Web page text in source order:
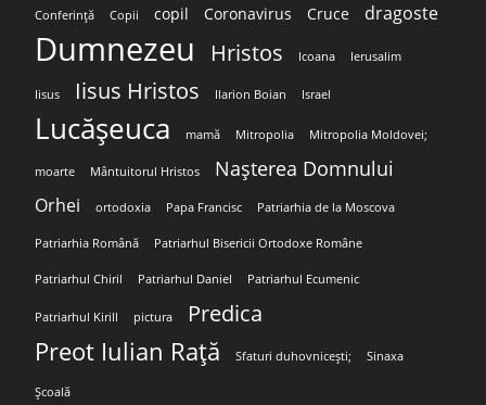
Conferință Copii copil Coronavirus Cruce dragoste
Dumnezeu Hristos Icoana Ierusalim
Iisus Iisus Hristos Ilarion Boian Israel
Lucășeuca mamă Mitropolia Mitropolia Moldovei;
moarte Mântuitorul Hristos Nașterea Domnului
Orhei ortodoxia Papa Francisc Patriarhia de la Moscova
Patriarhia Română Patriarhul Bisericii Ortodoxe Române
Patriarhul Chiril Patriarhul Daniel Patriarhul Ecumenic
Patriarhul Kirill pictura Predica
Preot Iulian Rață Sfaturi duhovnicești; Sinaxa
Școală